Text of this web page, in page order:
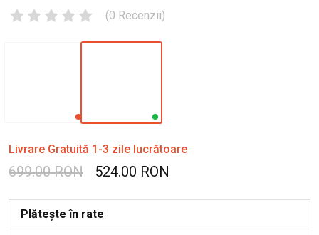
(0 Recenzii)
Livrare Gratuită 1-3 zile lucrătoare
699.00 RON 524.00 RON
Plătește în rate